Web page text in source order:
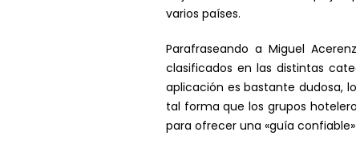
varios países.
Parafraseando a Miguel
clasificados en las distintas
aplicación es bastante dudosa,
tal forma que los grupos
para ofrecer una «guía